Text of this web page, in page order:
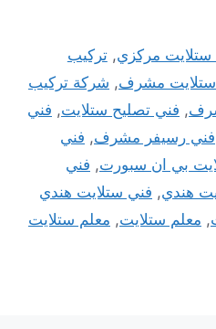
ستلايت مركزي,تركيب
مشرف, شركة تركيب
, فني تصليح ستلايت, فني
فني رسيفر مشرف, فني
بي ان سبورت, فني
هندي, فني ستلايت هندي
, معلم ستلايت, معلم ستلايت